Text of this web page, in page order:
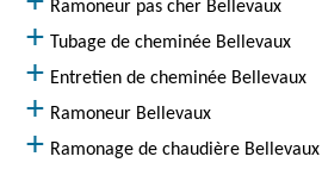
Ramoneur pas cher Bellevaux
Tubage de cheminée Bellevaux
Entretien de cheminée Bellevaux
Ramoneur Bellevaux
Ramonage de chaudière Bellevaux